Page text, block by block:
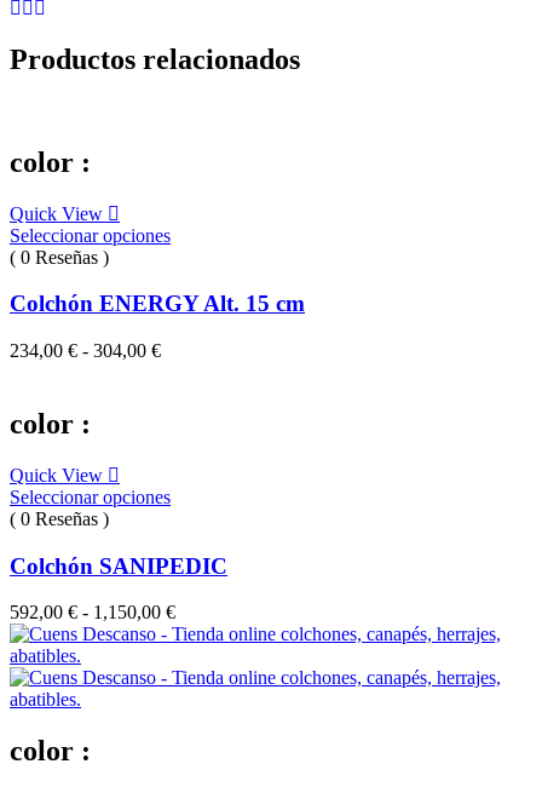
Productos relacionados
color :
Quick View
Seleccionar opciones
( 0 Reseñas )
Colchón ENERGY Alt. 15 cm
234,00 € - 304,00 €Rango
color :
Quick View
Seleccionar opciones
( 0 Reseñas )
Colchón SANIPEDIC
592,00 € - 1,150,00 €Rango
de
desde
color :